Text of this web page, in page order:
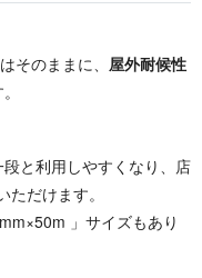
そのままに、 屋外耐候性
と利用しやすくなり、店
だけます。
」サイズもあり